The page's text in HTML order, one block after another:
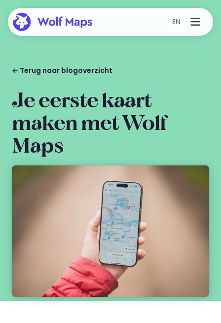
EN
← Terug naar blogoverzicht
Je eerste kaart
maken met Wolf
Maps